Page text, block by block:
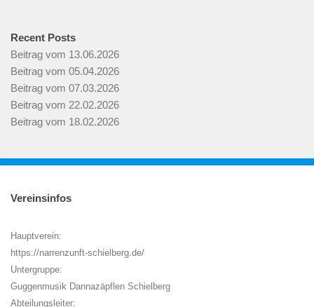
Recent Posts
Beitrag vom 13.06.2026
Beitrag vom 05.04.2026
Beitrag vom 07.03.2026
Beitrag vom 22.02.2026
Beitrag vom 18.02.2026
Vereinsinfos
Hauptverein:
https://narrenzunft-schielberg.de/
Untergruppe:
Guggenmusik Dannazäpflen Schielberg
Abteilungsleiter: